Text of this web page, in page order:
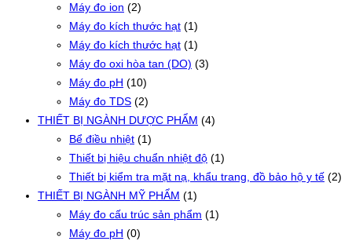
Máy đo ion (2)
Máy đo kích thước hạt (1)
Máy đo kích thước hạt (1)
Máy đo oxi hòa tan (DO) (3)
Máy đo pH (10)
Máy đo TDS (2)
THIẾT BỊ NGÀNH DƯỢC PHẨM (4)
Bể điều nhiệt (1)
Thiết bị hiệu chuẩn nhiệt độ (1)
Thiết bị kiểm tra mặt nạ, khẩu trang, đồ bảo hộ y tế (2)
THIẾT BỊ NGÀNH MỸ PHẨM (1)
Máy đo cấu trúc sản phẩm (1)
Máy đo pH (0)